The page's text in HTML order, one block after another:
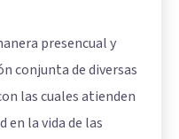
presencual y
conjunta de diversas
las cuales atienden
en la vida de las